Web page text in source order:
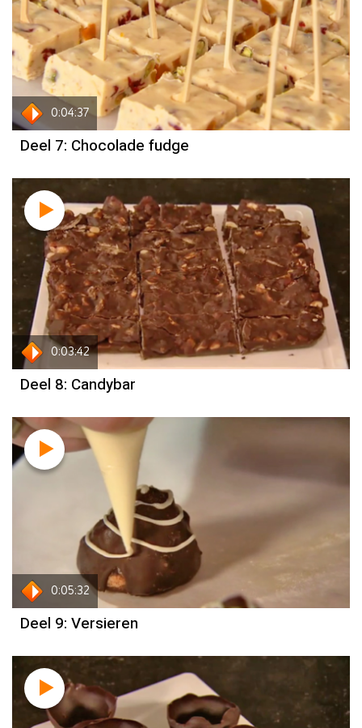
0:04:37
Deel 7: Chocolade fudge
0:03:42
Deel 8: Candybar
0:05:32
Deel 9: Versieren